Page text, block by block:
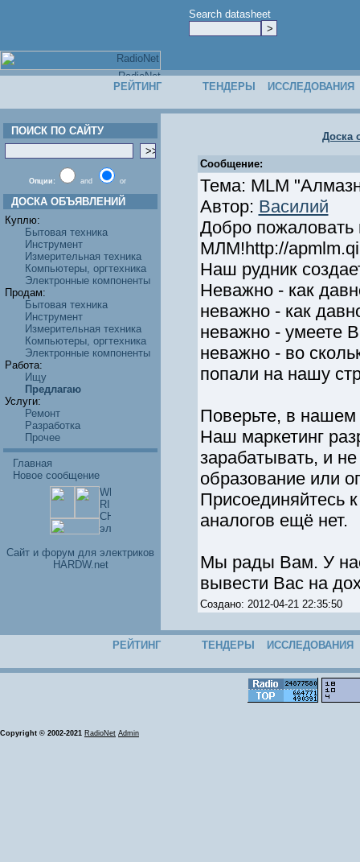
Search datasheet
РЕЙТИНГ ТЕНДЕРЫ ИССЛЕДОВАНИЯ
ПОИСК ПО САЙТУ
Опции: and or
ДОСКА ОБЪЯВЛЕНИЙ
Куплю:
Бытовая техника
Инструмент
Измерительная техника
Компьютеры, оргтехника
Электронные компоненты
Продам:
Бытовая техника
Инструмент
Измерительная техника
Компьютеры, оргтехника
Электронные компоненты
Работа:
Ищу
Предлагаю
Услуги:
Ремонт
Разработка
Прочее
Главная
Новое сообщение
Cайт и форум для электриков
HARDW.net
Доска
Сообщение:
Тема: MLM
Автор: Василий
Добро
МЛМ!http://
Наш рудник
Неважно - как
неважно - как
неважно - умеете
неважно - во
попали на нашу
Поверьте, в
Наш маркетинг
зарабатывать, и
образование или
Присоединяйтесь
аналогов ещё нет.
Мы рады Вам. У
вывести Вас на
Создано: 2012-04-21 22:35:50
РЕЙТИНГ ТЕНДЕРЫ ИССЛЕДОВАНИЯ
Copyright © 2002-2021 RadioNet Admin